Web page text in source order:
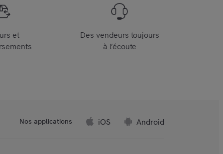
et
Des vendeurs toujours
à l’écoute
Nos applications iOS Android